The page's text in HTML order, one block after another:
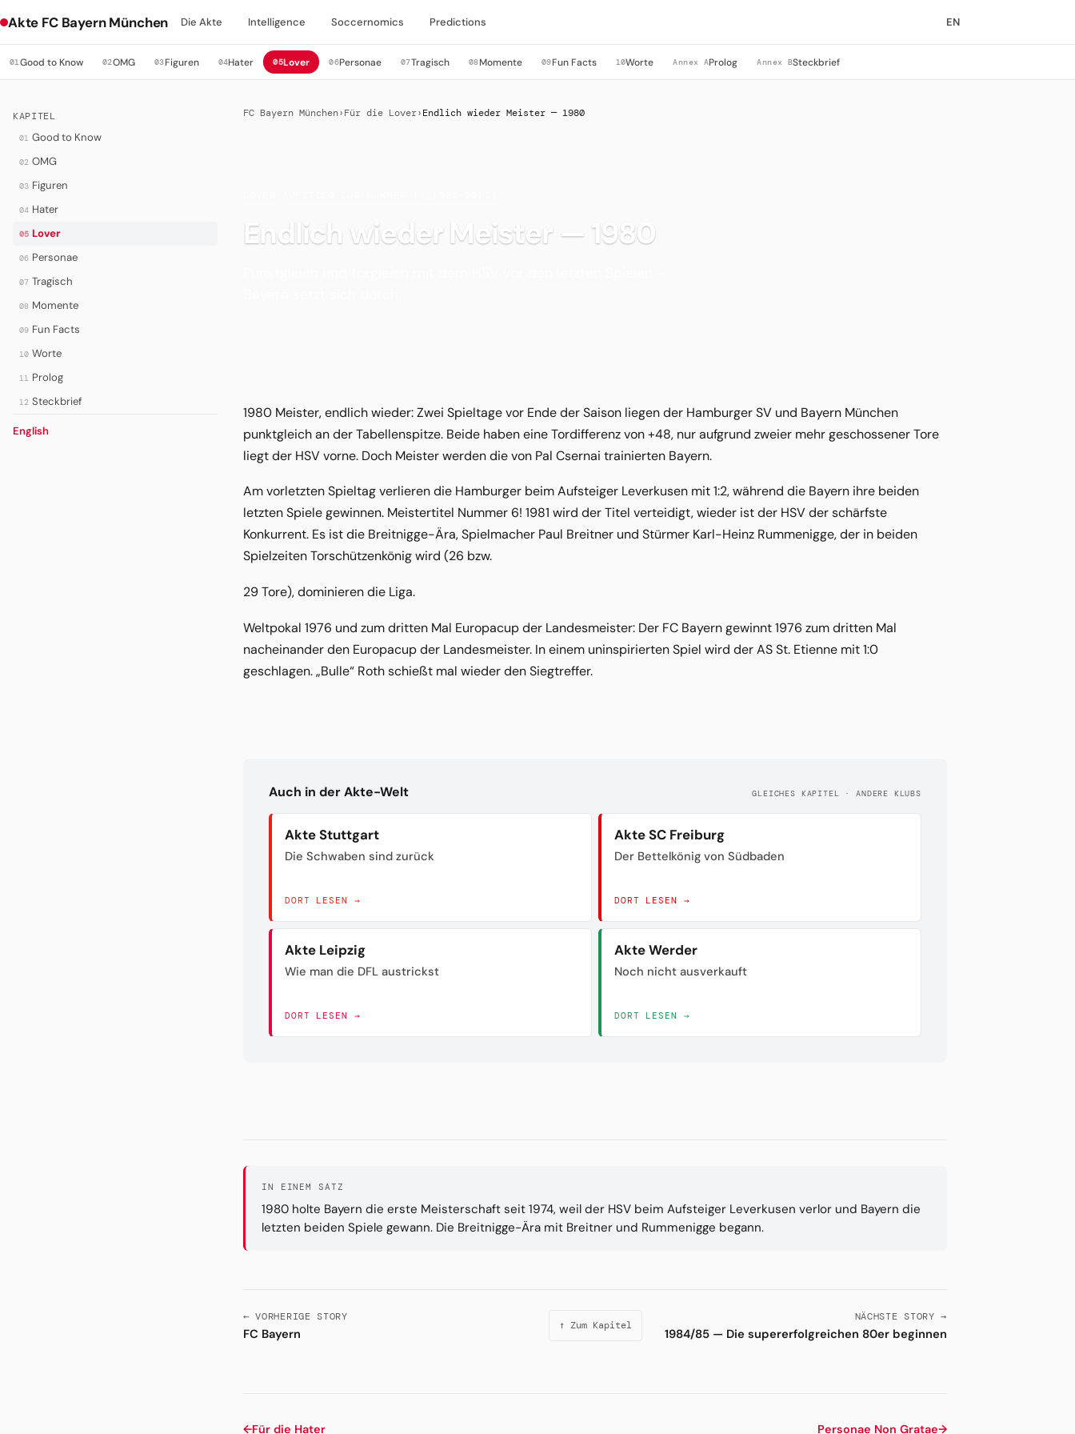
Akte FC Bayern München Die Akte Intelligence Soccernomics Predictions EN
01Good to Know 02OMG 03Figuren 04Hater 05Lover 06Personae 07Tragisch 08Momente 09Fun Facts 10Worte Annex AProlog Annex BSteckbrief
KAPITEL
01 Good to Know
02 OMG
03 Figuren
04 Hater
05 Lover
06 Personae
07 Tragisch
08 Momente
09 Fun Facts
10 Worte
11 Prolog
12 Steckbrief
English
FC Bayern München› Für die Lover› Endlich wieder Meister — 1980
Endlich wieder Meister — 1980
1980 Meister, endlich wieder: Zwei Spieltage vor Ende der Saison liegen der Hamburger SV und Bayern München
punktgleich an der Tabellenspitze. Beide haben eine Tordifferenz von +48, nur aufgrund zweier mehr geschossener Tore
liegt der HSV vorne. Doch Meister werden die von Pal Csernai trainierten Bayern.
Am vorletzten Spieltag verlieren die Hamburger beim Aufsteiger Leverkusen mit 1:2, während die Bayern ihre beiden
letzten Spiele gewinnen. Meistertitel Nummer 6! 1981 wird der Titel verteidigt, wieder ist der HSV der schärfste
Konkurrent. Es ist die Breitnigge-Ära, Spielmacher Paul Breitner und Stürmer Karl-Heinz Rummenigge, der in beiden
Spielzeiten Torschützenkönig wird (26 bzw.
29 Tore), dominieren die Liga.
Weltpokal 1976 und zum dritten Mal Europacup der Landesmeister: Der FC Bayern gewinnt 1976 zum dritten Mal
nacheinander den Europacup der Landesmeister. In einem uninspirierten Spiel wird der AS St. Etienne mit 1:0
geschlagen. „Bulle“ Roth schießt mal wieder den Siegtreffer.
Auch in der Akte-Welt GLEICHES KAPITEL · ANDERE KLUBS
Akte Stuttgart
Die Schwaben sind zurück
DORT LESEN →
Akte SC Freiburg
Der Bettelkönig von Südbaden
DORT LESEN →
Akte Leipzig
Wie man die DFL austrickst
DORT LESEN →
Akte Werder
Noch nicht ausverkauft
DORT LESEN →
IN EINEM SATZ
1980 holte Bayern die erste Meisterschaft seit 1974, weil der HSV beim Aufsteiger Leverkusen verlor und Bayern die
letzten beiden Spiele gewann. Die Breitnigge-Ära mit Breitner und Rummenigge begann.
← VORHERIGE STORY
FC Bayern
↑ Zum Kapitel
NÄCHSTE STORY →
1984/85 — Die supererfolgreichen 80er beginnen
←Für die Hater Personae Non Gratae→